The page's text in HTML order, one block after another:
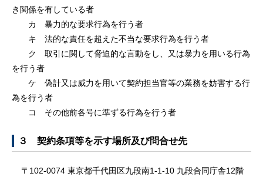
き関係を有している者
カ 暴力的な要求行為を行う者
キ 法的な責任を超えた不当な要求行為を行う者
ク 取引に関して脅迫的な言動をし、又は暴力を用いる行為
を行う者
ケ 偽計又は威力を用いて契約担当官等の業務を妨害する行
為を行う者
コ その他前各号に準ずる行為を行う者
３ 契約条項等を示す場所及び問合せ先
〒102-0074 東京都千代田区九段南1-1-10 九段合同庁舎12階